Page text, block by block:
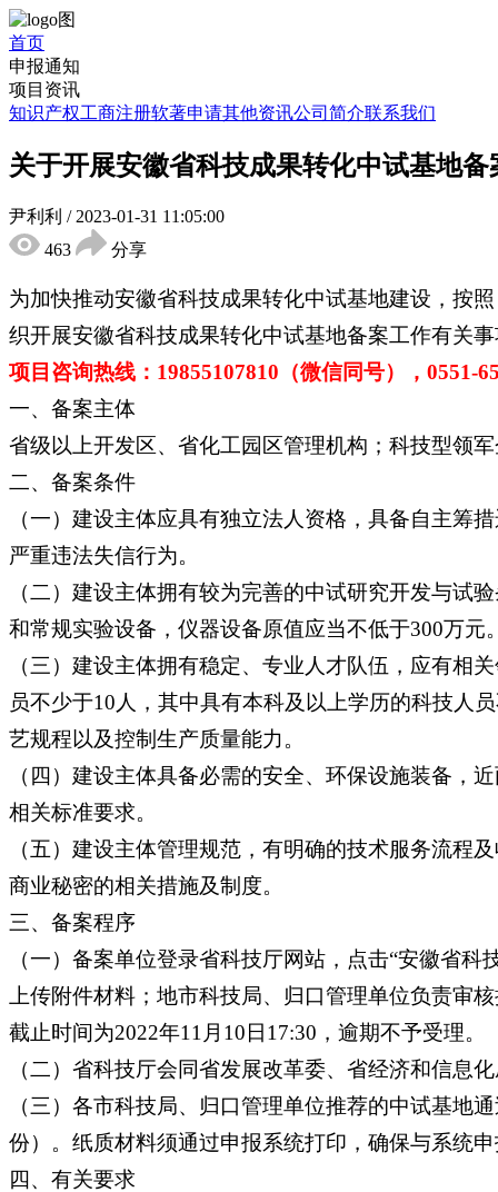
首页
申报通知
项目资讯
知识产权工商注册软著申请其他资讯公司简介联系我们
关于开展安徽省科技成果转化中试基地
尹利利 / 2023-01-31 11:05:00
463
分享
为加快推动安徽省科技成果转化中试基地建设，按
织开展安徽省科技成果转化中试基地备案工作有关
项目咨询热线：19855107810（微信同号），0551-
一、备案主体
省级以上开发区、省化工园区管理机构；科技型领
二、备案条件
（一）建设主体应具有独立法人资格，具备自主筹
严重违法失信行为。
（二）建设主体拥有较为完善的中试研究开发与试
和常规实验设备，仪器设备原值应当不低于300万元
（三）建设主体拥有稳定、专业人才队伍，应有相
员不少于10人，其中具有本科及以上学历的科技人
艺规程以及控制生产质量能力。
（四）建设主体具备必需的安全、环保设施装备，
相关标准要求。
（五）建设主体管理规范，有明确的技术服务流程
商业秘密的相关措施及制度。
三、备案程序
（一）备案单位登录省科技厅网站，点击“安徽省
上传附件材料；地市科技局、归口管理单位负责审
截止时间为2022年11月10日17:30，逾期不予受理。
（二）省科技厅会同省发展改革委、省经济和信息
（三）各市科技局、归口管理单位推荐的中试基地
份）。纸质材料须通过申报系统打印，确保与系统
四、有关要求